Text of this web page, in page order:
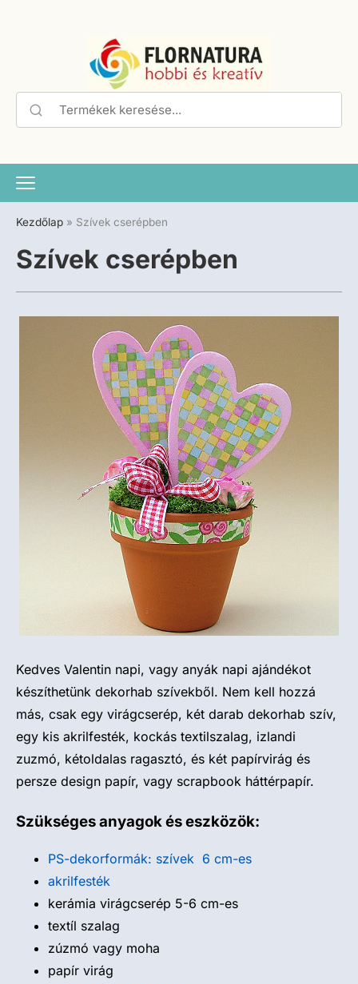
Kezdőlap » Szívek cserépben
Szívek cserépben
Kedves Valentin napi, vagy anyák napi ajándékot
készíthetünk dekorhab szívekből. Nem kell hozzá
más, csak egy virágcserép, két darab dekorhab szív,
egy kis akrilfesték, kockás textilszalag, izlandi
zuzmó, kétoldalas ragasztó, és két papírvirág és
persze design papír, vagy scrapbook háttérpapír.
Szükséges anyagok és eszközök:
PS-dekorformák: szívek 6 cm-es
akrilfesték
kerámia virágcserép 5-6 cm-es
textíl szalag
zúzmó vagy moha
papír virág